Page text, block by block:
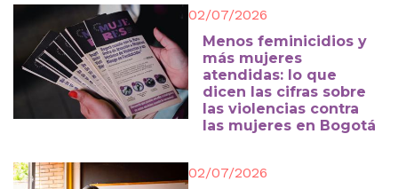
02/07/2026
Menos feminicidios y
más mujeres
atendidas: lo que
dicen las cifras sobre
las violencias contra
las mujeres en Bogotá
02/07/2026